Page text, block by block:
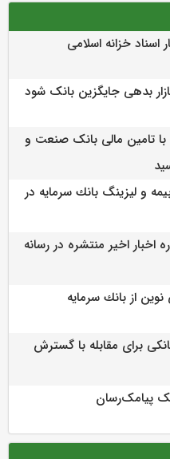
اسناد خزانه اسلامی
بدهی جایگزین بانک شود
با تامین مالی بانک صنعت و
و ليزينگ بانك سرمايه در
اخبار اخیر منتشره در رسانه
از بانك سرمايه
برای مقابله با گسترش
پیامک‌رسان